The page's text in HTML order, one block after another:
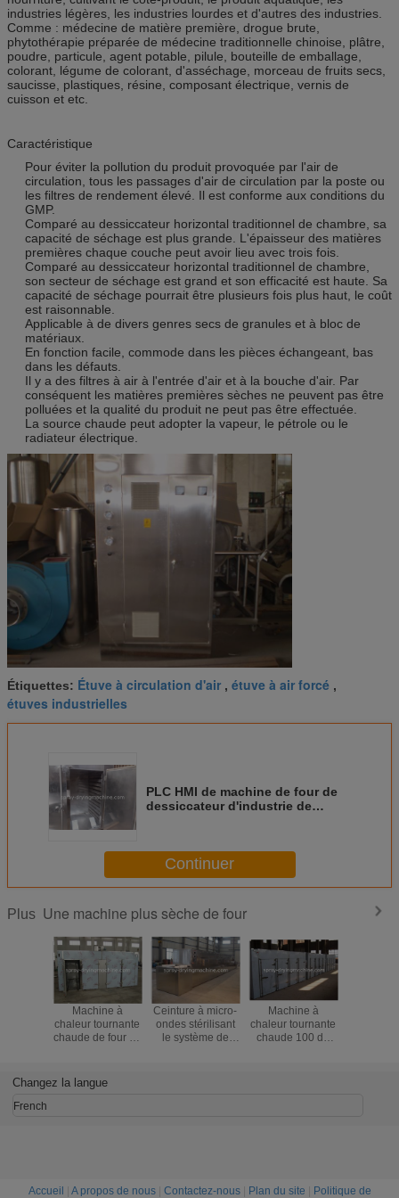
industries légères, les industries lourdes et d'autres des industries.
Comme : médecine de matière première, drogue brute,
phytothérapie préparée de médecine traditionnelle chinoise, plâtre,
poudre, particule, agent potable, pilule, bouteille de emballage,
colorant, légume de colorant, d'asséchage, morceau de fruits secs,
saucisse, plastiques, résine, composant électrique, vernis de
cuisson et etc.
Caractéristique
Pour éviter la pollution du produit provoquée par l'air de
circulation, tous les passages d'air de circulation par la poste ou
les filtres de rendement élevé. Il est conforme aux conditions du
GMP.
Comparé au dessiccateur horizontal traditionnel de chambre, sa
capacité de séchage est plus grande. L'épaisseur des matières
premières chaque couche peut avoir lieu avec trois fois.
Comparé au dessiccateur horizontal traditionnel de chambre,
son secteur de séchage est grand et son efficacité est haute. Sa
capacité de séchage pourrait être plusieurs fois plus haut, le coût
est raisonnable.
Applicable à de divers genres secs de granules et à bloc de
matériaux.
En fonction facile, commode dans les pièces échangeant, bas
dans les défauts.
Il y a des filtres à air à l'entrée d'air et à la bouche d'air. Par
conséquent les matières premières sèches ne peuvent pas être
polluées et la qualité du produit ne peut pas être effectuée.
La source chaude peut adopter la vapeur, le pétrole ou le
radiateur électrique.
Étiquettes: Étuve à circulation d'air , étuve à air forcé ,
étuves industrielles
PLC HMI de machine de four de
dessiccateur d'industrie de
Continuer
Plus Une machine plus sèche de four
Machine à
chaleur tournante
chaude de four de
industrie
pharmaceutique/chimique
Ceinture à micro-
ondes stérilisant
le système de
Machine à
chaleur tournante
chaude 100 de
Changez la langue
French
Accueil A propos de nous| Contactez-nous| Plan du site
Politique de